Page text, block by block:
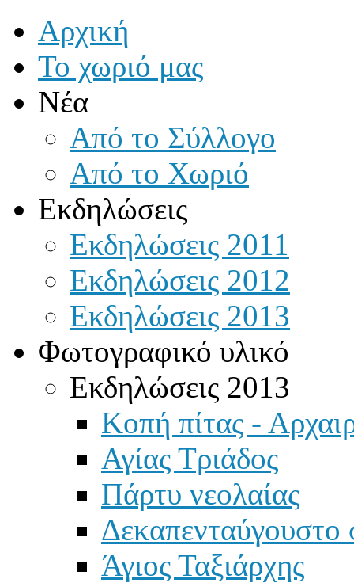
Αρχική
Το χωριό μας
Νέα
Από το Σύλλογο
Από το Χωριό
Εκδηλώσεις
Εκδηλώσεις 2011
Εκδηλώσεις 2012
Εκδηλώσεις 2013
Φωτογραφικό υλικό
Εκδηλώσεις 2013
Κοπή πίτας -
Αγίας Τριάδος
Πάρτυ νεολαίας
Δεκαπενταύγουστο
Άγιος Ταξιάρχης